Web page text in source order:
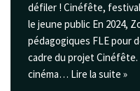
défiler ! Cinéfête,
le jeune public En 2024,
pédagogiques FLE pour
cadre du projet Cinéfête.
cinéma… Lire la suite »